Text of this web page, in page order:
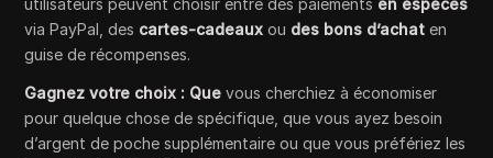
utilisateurs peuvent choisir entre des paiements en espèces
via PayPal, des cartes-cadeaux ou des bons d’achat en
guise de récompenses.
Gagnez votre choix : Que vous cherchiez à économiser
pour quelque chose de spécifique, que vous ayez besoin
d’argent de poche supplémentaire ou que vous préfériez les